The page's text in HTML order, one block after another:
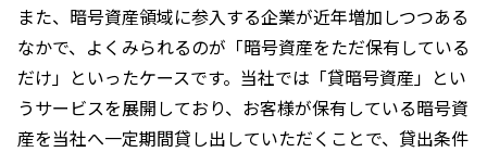
また、暗号資産領域に参入する企業が近年増加しつつある
なかで、よくみられるのが「暗号資産をただ保有している
だけ」といったケースです。当社では「貸暗号資産」とい
うサービスを展開しており、お客様が保有している暗号資
産を当社へ一定期間貸し出していただくことで、貸出条件